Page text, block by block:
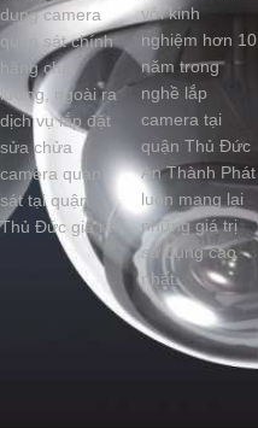
dụng camera
quan sát chính
hãng chất
lượng, ngoài ra
dịch vụ lắp đặt
sửa chửa
camera quan
sát tại quận
Thủ Đức giá rẻ
với kinh
nghiệm hơn 10
năm trong
nghề lắp
camera tại
quận Thủ Đức
An Thành Phát
luôn mang lại
những giá trị
sử dụng cao
nhất.